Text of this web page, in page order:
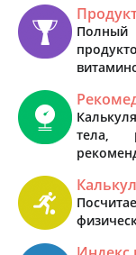
тела,